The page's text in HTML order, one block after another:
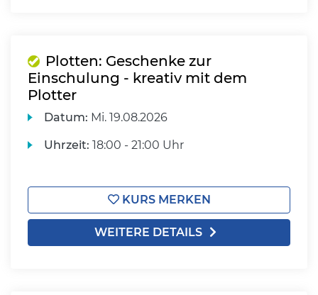
Plotten: Geschenke zur
Einschulung - kreativ mit dem
Plotter
Datum: Mi. 19.08.2026
Uhrzeit: 18:00 - 21:00 Uhr
KURS MERKEN
WEITERE DETAILS